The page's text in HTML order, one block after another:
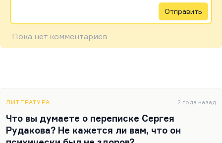
Отправить
Пока нет комментариев
ЛИТЕРАТУРА 2 года назад
Что вы думаете о переписке Сергея
Рудакова? Не кажется ли вам, что он